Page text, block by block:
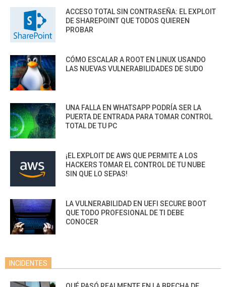
ACCESO TOTAL SIN CONTRASEÑA: EL EXPLOIT
DE SHAREPOINT QUE TODOS QUIEREN
PROBAR
CÓMO ESCALAR A ROOT EN LINUX USANDO
LAS NUEVAS VULNERABILIDADES DE SUDO
UNA FALLA EN WHATSAPP PODRÍA SER LA
PUERTA DE ENTRADA PARA TOMAR CONTROL
TOTAL DE TU PC
¡EL EXPLOIT DE AWS QUE PERMITE A LOS
HACKERS TOMAR EL CONTROL DE TU NUBE
SIN QUE LO SEPAS!
LA VULNERABILIDAD EN UEFI SECURE BOOT
QUE TODO PROFESIONAL DE TI DEBE
CONOCER
INCIDENTES